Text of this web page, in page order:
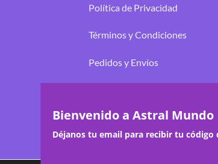
Política de Privacidad
Términos y Condiciones
Pedidos y Envíos
Bienvenido a Astral Mundo
Déjanos tu email para recibir tu